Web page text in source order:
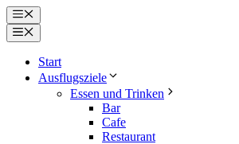
Zum
Inhalt
springen
Menü
Menü
Start
Ausflugsziele
Essen und Trinken
Bar
Cafe
Restaurant